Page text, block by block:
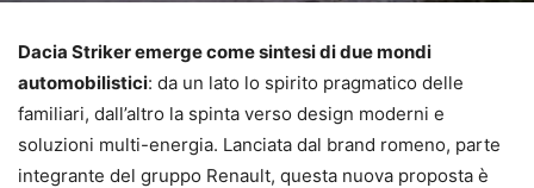
Dacia Striker emerge come sintesi di due mondi
automobilistici: da un lato lo spirito pragmatico delle
familiari, dall’altro la spinta verso design moderni e
soluzioni multi-energia. Lanciata dal brand romeno, parte
integrante del gruppo Renault, questa nuova proposta è